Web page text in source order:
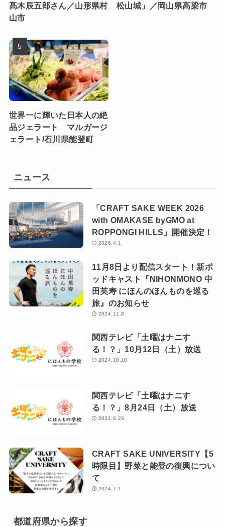
髙木辰五郎さん／山形県村
山市
松山城」／岡山県高梁市
世界一に輝いた日本人の絶
品ジェラート マルガージ
ェラート/石川県能登町
ニュース
「CRAFT SAKE WEEK 2026
with OMAKASE byGMO at
ROPPONGI HILLS」開催決定！
2026.4.1
11月8日より配信スタート！新ポ
ッドキャスト『NIHONMONO 中
田英寿 にほんのほんものを巡る
旅』のお知らせ
2024.11.8
関西テレビ「土曜はナニす
る！？」10月12日（土）放送
2024.10.10
関西テレビ「土曜はナニす
る！？」8月24日（土）放送
2024.8.23
CRAFT SAKE UNIVERSITY【5
時限目】野菜と能登の復興につい
て
2024.7.1
都道府県から探す